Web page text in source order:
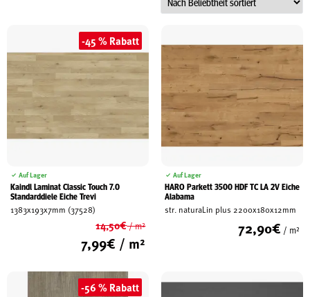
Shop
Kataloge
Kontakt & Anfahrt
Geschichte
-45 % Rabatt
Auf Lager
Kaindl Laminat Classic Touch 7.0
Standarddiele Eiche Trevi
1383x193x7mm (37528)
14,50€/ m²
7,99€ / m²
Auf Lager
HARO Parkett 3500 HDF TC LA 2V Eiche
Alabama
str. naturaLin plus 2200x180x12mm
72,90€ / m²
-56 % Rabatt